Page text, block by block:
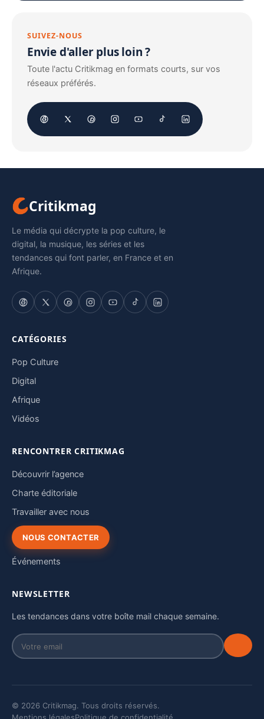
SUIVEZ-NOUS
Envie d'aller plus loin ?
Toute l'actu Critikmag en formats courts, sur vos
réseaux préférés.
Critikmag
Le média qui décrypte la pop culture, le
digital, la musique, les séries et les
tendances qui font parler, en France et en
Afrique.
CATÉGORIES
Pop Culture
Digital
Afrique
Vidéos
RENCONTRER CRITIKMAG
Découvrir l’agence
Charte éditoriale
Travailler avec nous
NOUS CONTACTER
Événements
NEWSLETTER
Les tendances dans votre boîte mail chaque semaine.
© 2026 Critikmag. Tous droits réservés.